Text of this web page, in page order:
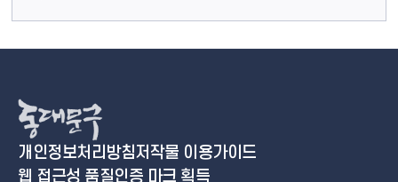
개인정보처리방침저작물 이용가이드
웹 접근성 품질인증 마크 획득